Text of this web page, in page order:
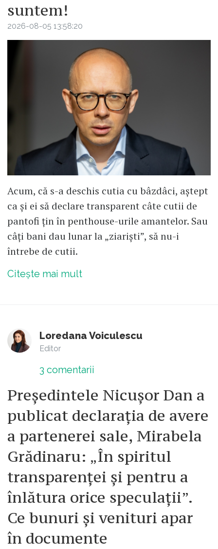
suntem!
2026-08-05 13:58:20
Acum, că s-a deschis cutia cu bâzdâci, aștept
ca și ei să declare transparent câte cutii de
pantofi țin în penthouse-urile amantelor. Sau
câți bani dau lunar la „ziariști”, să nu-i
întrebe de cutii.
Citește mai mult
Loredana Voiculescu
Editor
3 comentarii
Președintele Nicușor Dan a
publicat declarația de avere
a partenerei sale, Mirabela
Grădinaru: „În spiritul
transparenței și pentru a
înlătura orice speculații”.
Ce bunuri și venituri apar
în documente